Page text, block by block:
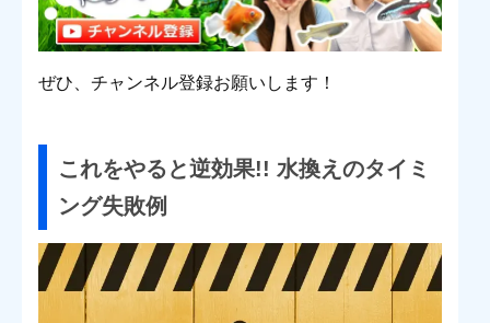
ぜひ、チャンネル登録お願いします！
これをやると逆効果!! 水換えのタイミ
ング失敗例